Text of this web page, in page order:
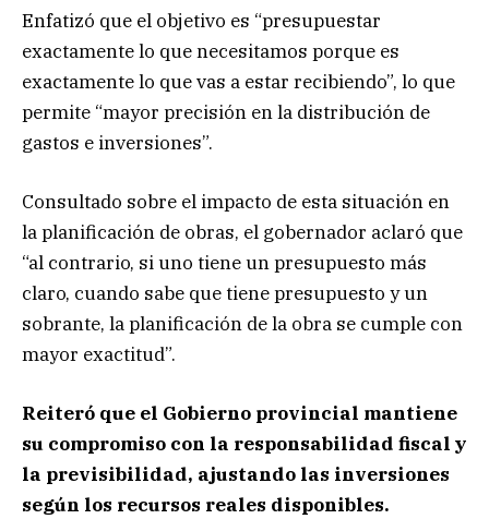
Enfatizó que el objetivo es “presupuestar
exactamente lo que necesitamos porque es
exactamente lo que vas a estar recibiendo”, lo que
permite “mayor precisión en la distribución de
gastos e inversiones”.
Consultado sobre el impacto de esta situación en
la planificación de obras, el gobernador aclaró que
“al contrario, si uno tiene un presupuesto más
claro, cuando sabe que tiene presupuesto y un
sobrante, la planificación de la obra se cumple con
mayor exactitud”.
Reiteró que el Gobierno provincial mantiene
su compromiso con la responsabilidad fiscal y
la previsibilidad, ajustando las inversiones
según los recursos reales disponibles.